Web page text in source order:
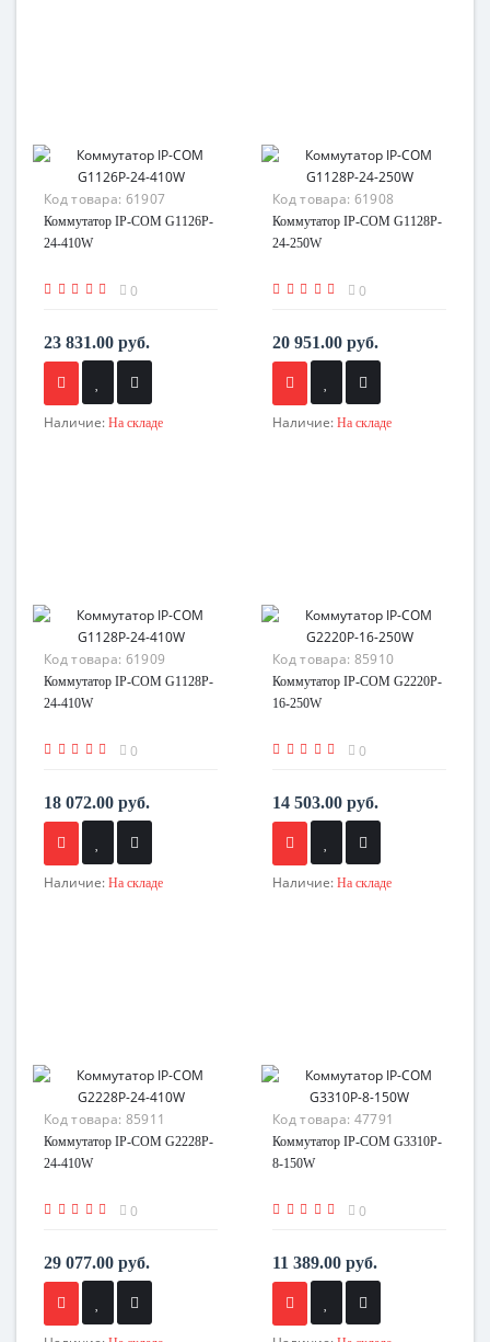
Код товара: 61907
Коммутатор IP-COM G1126P-
24-410W
0
23 831.00 руб.
Наличие: На складе
Код товара: 61908
Коммутатор IP-COM G1128P-
24-250W
0
20 951.00 руб.
Наличие: На складе
Код товара: 61909
Коммутатор IP-COM G1128P-
24-410W
0
18 072.00 руб.
Наличие: На складе
Код товара: 85910
Коммутатор IP-COM G2220P-
16-250W
0
14 503.00 руб.
Наличие: На складе
Код товара: 85911
Коммутатор IP-COM G2228P-
24-410W
0
29 077.00 руб.
Код товара: 47791
Коммутатор IP-COM G3310P-
8-150W
0
11 389.00 руб.